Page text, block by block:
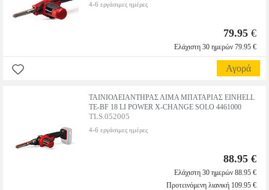
4-6 εργάσιμες ημέρες
79.95 €
Ελάχιστη 30 ημερών 79.95 €
Αγορά
ΤΑΙΝΙΟΛΕΙΑΝΤΗΡΑΣ ΛΙΜΑ ΜΠΑΤΑΡΙΑΣ EINHELL
TE-BF 18 LI POWER X-CHANGE SOLO 4461000
TLS.052005
4-6 εργάσιμες ημέρες
88.95 €
Ελάχιστη 30 ημερών 88.95 €
Προτεινόμενη λιανική 109.95 €